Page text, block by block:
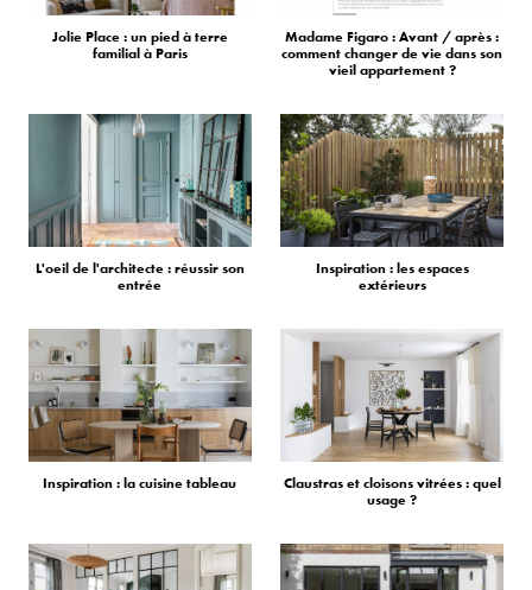
Jolie Place : un pied à terre
familial à Paris
Madame Figaro : Avant / après :
comment changer de vie dans son
vieil appartement ?
L'oeil de l'architecte : réussir son
entrée
Inspiration : les espaces
extérieurs
Inspiration : la cuisine tableau
Claustras et cloisons vitrées : quel
usage ?